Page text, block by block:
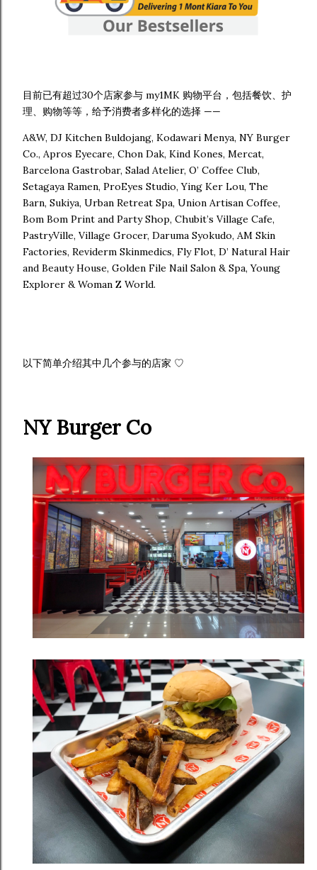
目前已有超过30个店家参与 my1MK 购物平台，包括餐饮、护
理、购物等等，给予消费者多样化的选择 ——
A&W, DJ Kitchen Buldojang, Kodawari Menya, NY Burger
Co., Apros Eyecare, Chon Dak, Kind Kones, Mercat,
Barcelona Gastrobar, Salad Atelier, O’ Coffee Club,
Setagaya Ramen, ProEyes Studio, Ying Ker Lou, The
Barn, Sukiya, Urban Retreat Spa, Union Artisan Coffee,
Bom Bom Print and Party Shop, Chubit’s Village Cafe,
PastryVille, Village Grocer, Daruma Syokudo, AM Skin
Factories, Reviderm Skinmedics, Fly Flot, D’ Natural Hair
and Beauty House, Golden File Nail Salon & Spa, Young
Explorer & Woman Z World.
以下简单介绍其中几个参与的店家 ♡
NY Burger Co